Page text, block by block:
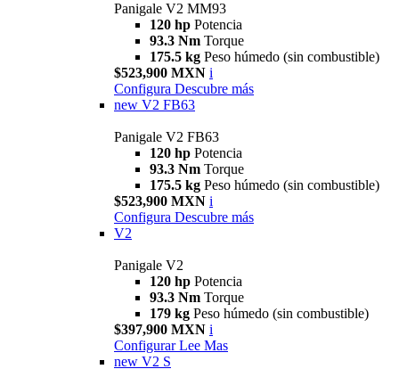
Panigale V2 MM93
120 hp Potencia
93.3 Nm Torque
175.5 kg Peso húmedo (sin combustible)
$523,900 MXN i
Configura Descubre más
new V2 FB63
Panigale V2 FB63
120 hp Potencia
93.3 Nm Torque
175.5 kg Peso húmedo (sin combustible)
$523,900 MXN i
Configura Descubre más
V2
Panigale V2
120 hp Potencia
93.3 Nm Torque
179 kg Peso húmedo (sin combustible)
$397,900 MXN i
Configurar Lee Mas
new V2 S